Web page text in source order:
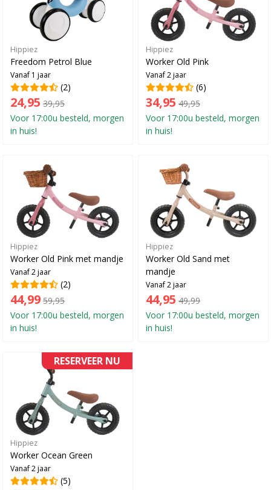
Hippiez
Freedom Petrol Blue
Vanaf 1 jaar
(2)
24,95 39,95
Voor 17:00u besteld, morgen
in huis!
Hippiez
Worker Old Pink
Vanaf 2 jaar
(6)
34,95 49,95
Voor 17:00u besteld, morgen
in huis!
Hippiez
Worker Old Pink met mandje
Vanaf 2 jaar
(2)
44,99 59,95
Voor 17:00u besteld, morgen
in huis!
Hippiez
Worker Old Sand met
mandje
Vanaf 2 jaar
44,95 49,99
Voor 17:00u besteld, morgen
in huis!
RESERVEER NU
Hippiez
Worker Ocean Green
Vanaf 2 jaar
(5)